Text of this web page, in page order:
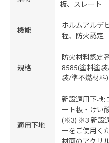
板、スレート
機能
ホルムアル
程、防火認定
規格
防火材料認定
8585(塗料塗
装/準不燃材料
適用下地
新設適用下地:
ート板・けい
(※3) ※3 新設
ーをご使用く
材面のアクリ